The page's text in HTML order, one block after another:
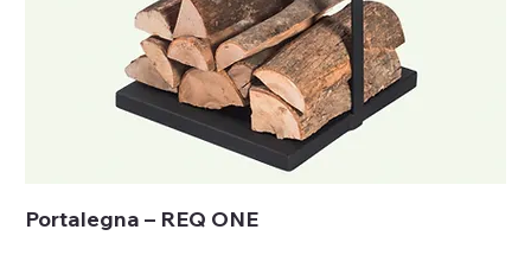
Portalegna – REQ ONE